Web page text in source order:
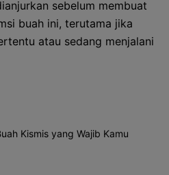
sebelum membuat
buah ini, terutama jika
atau sedang menjalani
Kismis yang Wajib Kamu